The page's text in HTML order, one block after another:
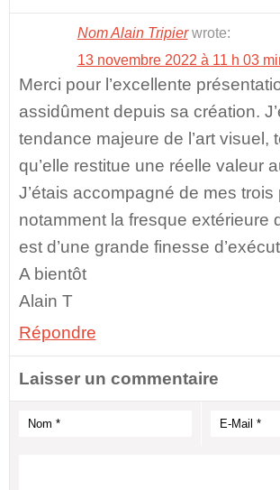
Nom Alain Tripier wrote:
13 novembre 2022 à 11 h 03
Merci pour l’excellente
assidûment depuis sa création.
tendance majeure de l’art visuel,
qu’elle restitue une réelle valeur
J’étais accompagné de mes
notamment la fresque extérieure
est d’une grande finesse
A bientôt
Alain T
Répondre
Laisser un commentaire